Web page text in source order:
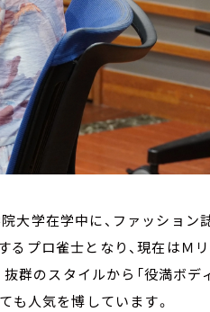
大学在学中に、ファッション
プロ雀士となり、現在はＭ
群のスタイルから「役満ボデ
も人気を博しています。